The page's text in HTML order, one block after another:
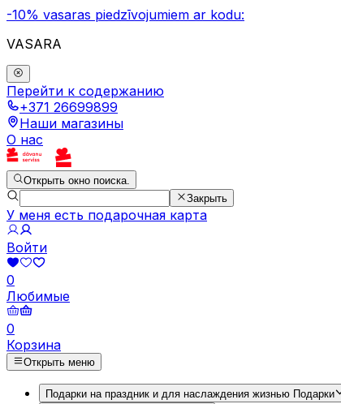
-10% vasaras piedzīvojumiem ar kodu:
VASARA
Перейти к содержанию
+371 26699899
Наши магазины
О нас
Открыть окно поиска.
Закрыть
У меня есть подарочная карта
Войти
0
Любимые
0
Корзина
Открыть меню
Подарки на праздник и для наслаждения жизнью Подарки